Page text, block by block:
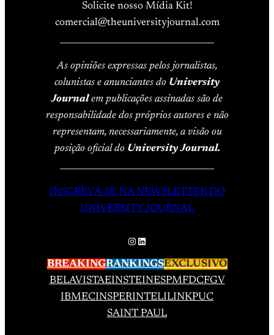
Solicite nosso Mídia Kit!
comercial@theuniversityjournal.com
As opiniões expressas pelos jornalistas,
colunistas e anunciantes do University
Journalem publicações assinadas são de
responsabilidade dos próprios autores e não
representam, necessariamente, a visão ou
posição oficial do University Journal.
INSCREVA-SE NA NEWSLETTER DO
UNIVERSITY JOURNAL
Instagram
LinkedIn
BREAKINGRANKINGSEXCLUSIVO
BELAVISTAEINSTEINESPMFDCFGV
IBMECINSPERINTELILINKPUC
SAINT PAUL